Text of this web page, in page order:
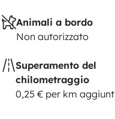
Animali a bordo
Non autorizzato
Superamento del
chilometraggio
0,25 € per km